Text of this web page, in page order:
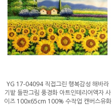
YG 17-04094 직접그린 행복감성 해바라
기밭 들판그림 풍경화 아트인테리어액자 사
이즈 100x65cm 100% 수작업 캔버스유화